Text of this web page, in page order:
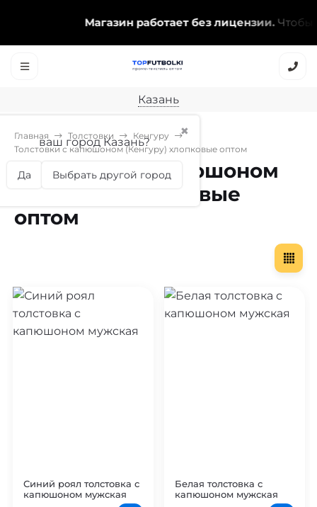
Магазин работает без лицензии.Чтобы
Казань
✖
ваш город Казань?
Да Выбрать другой город
Главная Толстовки
Кенгуру
Толстовки с капюшоном (Кенгуру) хлопковые оптом
Толстовки с капюшоном
(Кенгуру) хлопковые
оптом
Синий роял толстовка с
капюшоном мужская
Белая толстовка с
капюшоном мужская